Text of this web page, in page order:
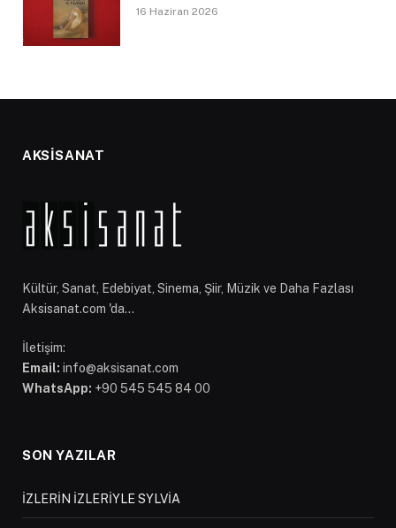
16 Haziran 2026
AKSİSANAT
Kültür, Sanat, Edebiyat, Sinema, Şiir, Müzik ve Daha Fazlası
Aksisanat.com 'da...
İletişim:
Email: info@aksisanat.com
WhatsApp: +90 545 545 84 00
SON YAZILAR
İZLERİN İZLERİYLE SYLVİA